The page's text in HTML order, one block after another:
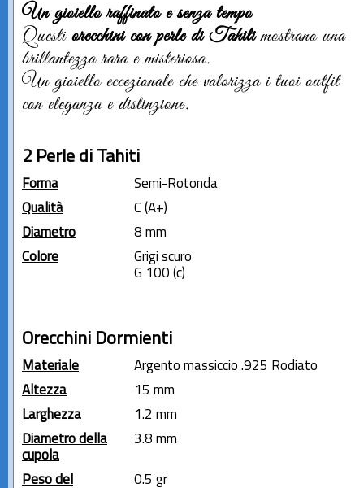
Un gioiello raffinato e senza tempo
Questi orecchini con perle di Tahitimostrano una
brillantezza rara e misteriosa.
Un gioiello eccezionale che valorizza i tuoi outfit
con eleganza e distinzione.
2 Perle di Tahiti
Forma
Semi-Rotonda
Qualità
C (A+)
Diametro
8 mm
Colore
Grigi scuro
G 100 (c)
Orecchini Dormienti
Materiale
Argento massiccio .925 Rodiato
Altezza
15 mm
Larghezza
1.2 mm
Diametro della
cupola
3.8 mm
Peso del
0.5 gr